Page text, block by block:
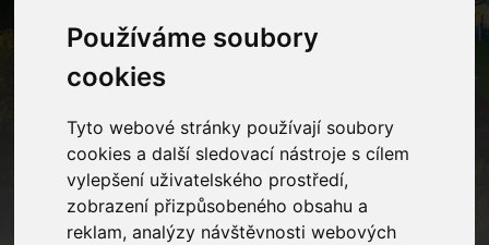
Používáme soubory
cookies
Tyto webové stránky používají soubory
cookies a další sledovací nástroje s cílem
vylepšení uživatelského prostředí,
zobrazení přizpůsobeného obsahu a
reklam, analýzy návštěvnosti webových
Fotogalerie
Home Fotogalerie